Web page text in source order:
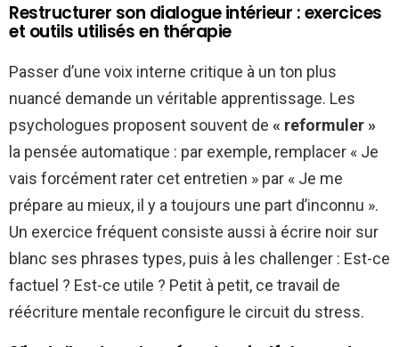
Restructurer son dialogue intérieur : exercices
et outils utilisés en thérapie
Passer d’une voix interne critique à un ton plus
nuancé demande un véritable apprentissage. Les
psychologues proposent souvent de « reformuler »
la pensée automatique : par exemple, remplacer « Je
vais forcément rater cet entretien » par « Je me
prépare au mieux, il y a toujours une part d’inconnu ».
Un exercice fréquent consiste aussi à écrire noir sur
blanc ses phrases types, puis à les challenger : Est-ce
factuel ? Est-ce utile ? Petit à petit, ce travail de
réécriture mentale reconfigure le circuit du stress.